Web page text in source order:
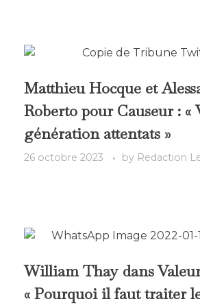
Matthieu Hocque et
Roberto pour Causeur : «
génération attentats »
26 octobre 2023 by Redaction
William Thay dans
« Pourquoi il faut traiter